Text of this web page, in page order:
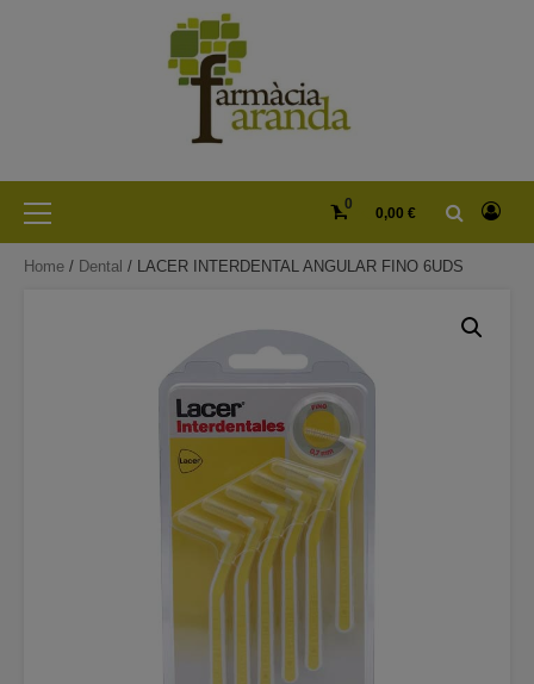
Primary
Menu
0
0,00 €
Home / Dental / LACER INTERDENTAL ANGULAR FINO 6UDS